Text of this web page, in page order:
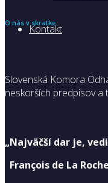
Kontakt
O nás v skratke
Slovenská Komora
neskorších predpisov a
„Najväčší dar je,
François de La